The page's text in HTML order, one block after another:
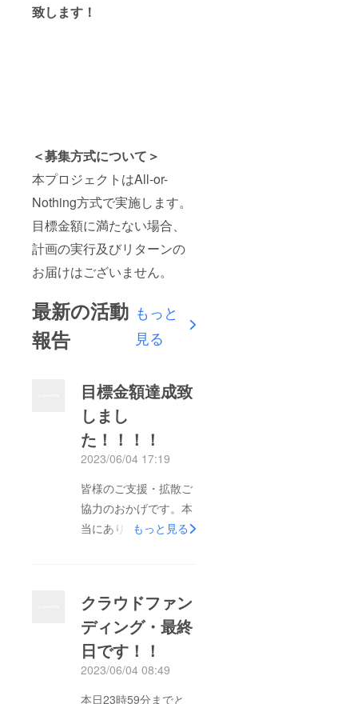
致します！
＜募集方式について＞
本プロジェクトはAll-or-
Nothing方式で実施します。
目標金額に満たない場合、
計画の実行及びリターンの
お届けはございません。
最新の活動
報告
もっと
見る
目標金額達成致
しまし
た！！！！
2023/06/04 17:19
皆様のご支援・拡散ご
協力のおかげです。本
当にありがとうござい
味があるもの御座いま
したらお早めにチェッ
クしてみて下さい！メ
ンバー全員のイラスト
もっと見る
クラウドファン
ディング・最終
日です！！
2023/06/04 08:49
本日23時59分までと